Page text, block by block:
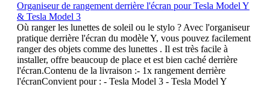
Organiseur de rangement derrière l'écran pour Tesla Model Y
& Tesla Model 3
Où ranger les lunettes de soleil ou le stylo ? Avec l'organiseur
pratique derrière l'écran du modèle Y, vous pouvez facilement
ranger des objets comme des lunettes . Il est très facile à
installer, offre beaucoup de place et est bien caché derrière
l'écran.Contenu de la livraison :- 1x rangement derrière
l'écranConvient pour : - Tesla Model 3 - Tesla Model Y